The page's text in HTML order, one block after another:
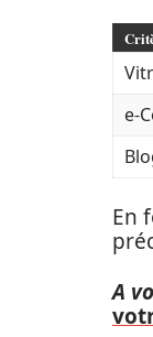
e-
En
A